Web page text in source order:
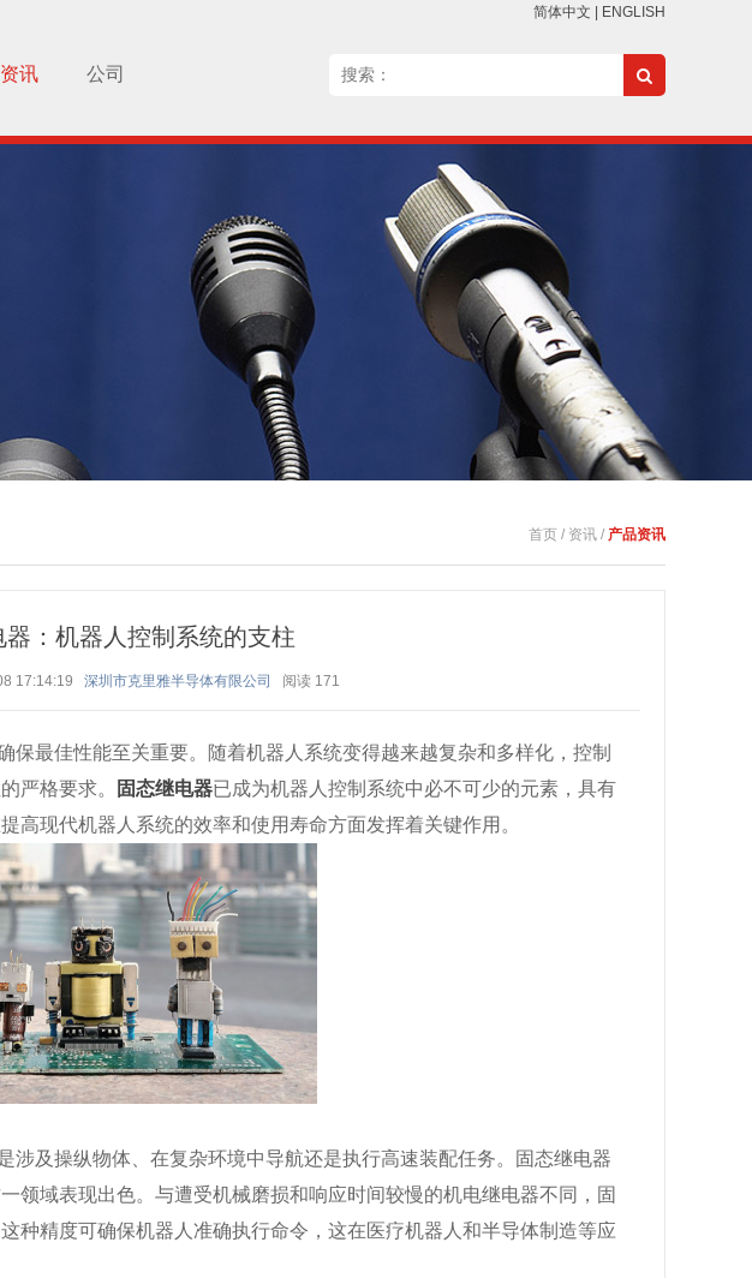
简体中文 ENGLISH
资讯 公司
首页 / 资讯 / 产品资讯
器：机器人控制系统的支柱
17:14:19 深圳市克里雅半导体有限公司 阅读 171
保最佳性能至关重要。随着机器人系统变得越来越复杂和多样化，控制
严格要求。
固态继电器已成为机器人控制系统中必不可少的元素，具有
高现代机器人系统的效率和使用寿命方面发挥着关键作用。
涉及操纵物体、在复杂环境中导航还是执行高速装配任务。固态继电器
领域表现出色。与遭受机械磨损和响应时间较慢的机电继电器不同，固
种精度可确保机器人准确执行命令，这在医疗机器人和半导体制造等应